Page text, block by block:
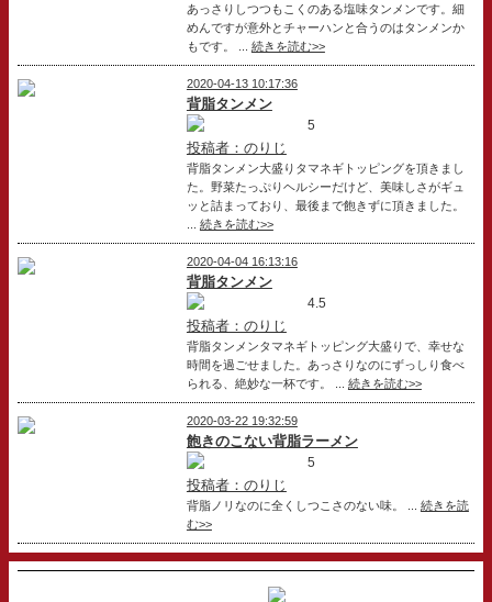
あっさりしつつもこくのある塩味タンメンです。細
めんですが意外とチャーハンと合うのはタンメンか
もです。 ... 続きを読む>>
2020-04-13 10:17:36
背脂タンメン
5
投稿者：のりじ
背脂タンメン大盛りタマネギトッピングを頂きまし
た。野菜たっぷりヘルシーだけど、美味しさがギュ
ッと詰まっており、最後まで飽きずに頂きました。
続きを読む>>
2020-04-04 16:13:16
背脂タンメン
4.5
投稿者：のりじ
背脂タンメンタマネギトッピング大盛りで、幸せな
時間を過ごせました。あっさりなのにずっしり食べ
られる、絶妙な一杯です。 ... 続きを読む>>
2020-03-22 19:32:59
飽きのこない背脂ラーメン
5
投稿者：のりじ
背脂ノリなのに全くしつこさのない味。 ... 続きを読
む>>